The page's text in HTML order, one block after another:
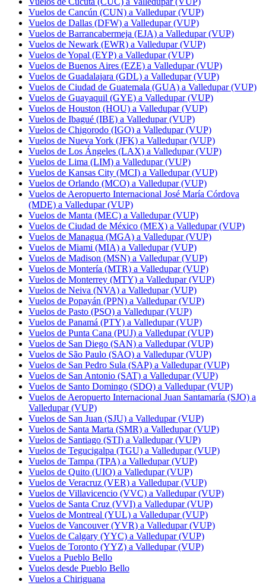
Vuelos de Cancún (CUN) a Valledupar (VUP)
Vuelos de Dallas (DFW) a Valledupar (VUP)
Vuelos de Barrancabermeja (EJA) a Valledupar (VUP)
Vuelos de Newark (EWR) a Valledupar (VUP)
Vuelos de Yopal (EYP) a Valledupar (VUP)
Vuelos de Buenos Aires (EZE) a Valledupar (VUP)
Vuelos de Guadalajara (GDL) a Valledupar (VUP)
Vuelos de Ciudad de Guatemala (GUA) a Valledupar (VUP)
Vuelos de Guayaquil (GYE) a Valledupar (VUP)
Vuelos de Houston (HOU) a Valledupar (VUP)
Vuelos de Ibagué (IBE) a Valledupar (VUP)
Vuelos de Chigorodo (IGO) a Valledupar (VUP)
Vuelos de Nueva York (JFK) a Valledupar (VUP)
Vuelos de Los Ángeles (LAX) a Valledupar (VUP)
Vuelos de Lima (LIM) a Valledupar (VUP)
Vuelos de Kansas City (MCI) a Valledupar (VUP)
Vuelos de Orlando (MCO) a Valledupar (VUP)
Vuelos de Aeropuerto Internacional José María Córdova
(MDE) a Valledupar (VUP)
Vuelos de Manta (MEC) a Valledupar (VUP)
Vuelos de Ciudad de México (MEX) a Valledupar (VUP)
Vuelos de Managua (MGA) a Valledupar (VUP)
Vuelos de Miami (MIA) a Valledupar (VUP)
Vuelos de Madison (MSN) a Valledupar (VUP)
Vuelos de Montería (MTR) a Valledupar (VUP)
Vuelos de Monterrey (MTY) a Valledupar (VUP)
Vuelos de Neiva (NVA) a Valledupar (VUP)
Vuelos de Popayán (PPN) a Valledupar (VUP)
Vuelos de Pasto (PSO) a Valledupar (VUP)
Vuelos de Panamá (PTY) a Valledupar (VUP)
Vuelos de Punta Cana (PUJ) a Valledupar (VUP)
Vuelos de San Diego (SAN) a Valledupar (VUP)
Vuelos de São Paulo (SAO) a Valledupar (VUP)
Vuelos de San Pedro Sula (SAP) a Valledupar (VUP)
Vuelos de San Antonio (SAT) a Valledupar (VUP)
Vuelos de Santo Domingo (SDQ) a Valledupar (VUP)
Vuelos de Aeropuerto Internacional Juan Santamaría (SJO) a
Valledupar (VUP)
Vuelos de San Juan (SJU) a Valledupar (VUP)
Vuelos de Santa Marta (SMR) a Valledupar (VUP)
Vuelos de Santiago (STI) a Valledupar (VUP)
Vuelos de Tegucigalpa (TGU) a Valledupar (VUP)
Vuelos de Tampa (TPA) a Valledupar (VUP)
Vuelos de Quito (UIO) a Valledupar (VUP)
Vuelos de Veracruz (VER) a Valledupar (VUP)
Vuelos de Villavicencio (VVC) a Valledupar (VUP)
Vuelos de Santa Cruz (VVI) a Valledupar (VUP)
Vuelos de Montreal (YUL) a Valledupar (VUP)
Vuelos de Vancouver (YVR) a Valledupar (VUP)
Vuelos de Calgary (YYC) a Valledupar (VUP)
Vuelos de Toronto (YYZ) a Valledupar (VUP)
Vuelos a Pueblo Bello
Vuelos desde Pueblo Bello
Vuelos a Chiriguana